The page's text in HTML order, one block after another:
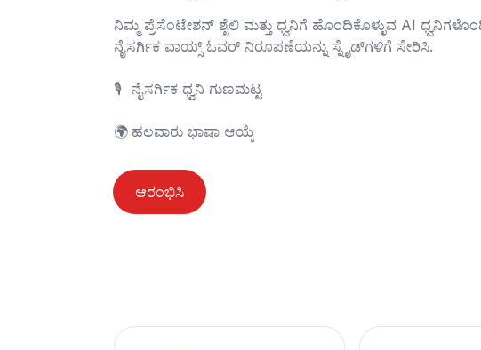
ನಿಮ್ಮ ಪ್ರೆಸೆಂಟೇಶನ್ ಶೈಲಿ ಮತ್ತು ಧ್ವನಿಗೆ ಹೊಂದಿಕೊಳ್ಳುವ AI
ನೈಸರ್ಗಿಕ ವಾಯ್ಸ್ ಓವರ್ ನಿರೂಪಣೆಯನ್ನು ಸ್ನೈಡ್‌ಗಳಿಗೆ ಸೇರಿಸಿ.
🎙️	ನೈಸರ್ಗಿಕ ಧ್ವನಿ ಗುಣಮಟ್ಟ
🌍	ಹಲವಾರು ಭಾಷಾ ಆಯ್ಕೆ
ಆರಂಭಿಸಿ